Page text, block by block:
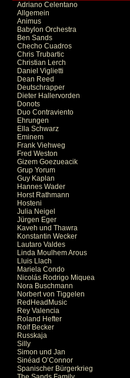
Adriano Celentano
Allgemein
Animus
Babylon Orchestra
Ben Sands
Checho Cuadros
Chris Trubartic
Christian Lerch
Daniel Viglietti
Dean Reed
Deutschrapper
Dieter Hallervorden
Donots
Duo Contraviento
Ehrungen
Ella Schwarz
Eminem
Frank Viehweg
Fred Weston
Gizem Goezueacik
Grup Yorum
Guy Kaplan
Hannes Wader
Horst Rathmann
Hosteni
Julia Neigel
Jürgen Eger
Kaveh und Thawra
Konstantin Wecker
Lautaro Valdes
Linda Moulhem Arous
Lluis Llach
Mariela Condo
Nicolás Rodrigo Miquea
Nora Buschmann
Norbert von Tiggelen
RedHeadMusic
Rey Valencia
Roland Hefter
Rolf Becker
Russkaja
Silly
Simon und Jan
Sinéad O’Connor
Spanischer Bürgerkrieg